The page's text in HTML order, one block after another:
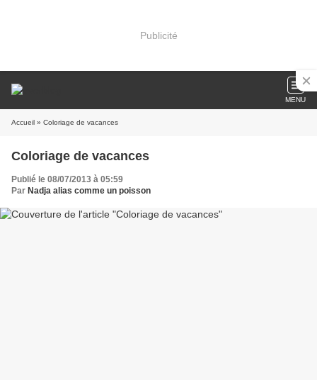
Publicité
MENU
Accueil » Coloriage de vacances
Coloriage de vacances
Publié le 08/07/2013 à 05:59
Par Nadja alias comme un poisson